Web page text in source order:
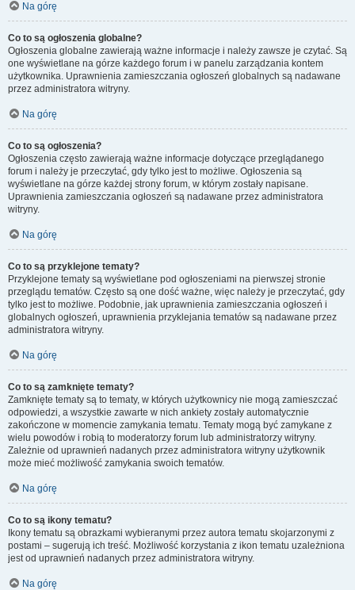
Na górę
Co to są ogłoszenia globalne?
Ogłoszenia globalne zawierają ważne informacje i należy zawsze je czytać. Są
one wyświetlane na górze każdego forum i w panelu zarządzania kontem
użytkownika. Uprawnienia zamieszczania ogłoszeń globalnych są nadawane
przez administratora witryny.
Na górę
Co to są ogłoszenia?
Ogłoszenia często zawierają ważne informacje dotyczące przeglądanego
forum i należy je przeczytać, gdy tylko jest to możliwe. Ogłoszenia są
wyświetlane na górze każdej strony forum, w którym zostały napisane.
Uprawnienia zamieszczania ogłoszeń są nadawane przez administratora
witryny.
Na górę
Co to są przyklejone tematy?
Przyklejone tematy są wyświetlane pod ogłoszeniami na pierwszej stronie
przeglądu tematów. Często są one dość ważne, więc należy je przeczytać, gdy
tylko jest to możliwe. Podobnie, jak uprawnienia zamieszczania ogłoszeń i
globalnych ogłoszeń, uprawnienia przyklejania tematów są nadawane przez
administratora witryny.
Na górę
Co to są zamknięte tematy?
Zamknięte tematy są to tematy, w których użytkownicy nie mogą zamieszczać
odpowiedzi, a wszystkie zawarte w nich ankiety zostały automatycznie
zakończone w momencie zamykania tematu. Tematy mogą być zamykane z
wielu powodów i robią to moderatorzy forum lub administratorzy witryny.
Zależnie od uprawnień nadanych przez administratora witryny użytkownik
może mieć możliwość zamykania swoich tematów.
Na górę
Co to są ikony tematu?
Ikony tematu są obrazkami wybieranymi przez autora tematu skojarzonymi z
postami – sugerują ich treść. Możliwość korzystania z ikon tematu uzależniona
jest od uprawnień nadanych przez administratora witryny.
Na górę